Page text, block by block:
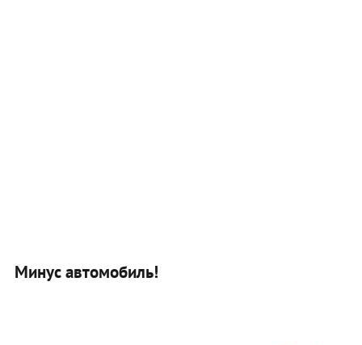
Минус автомобиль!